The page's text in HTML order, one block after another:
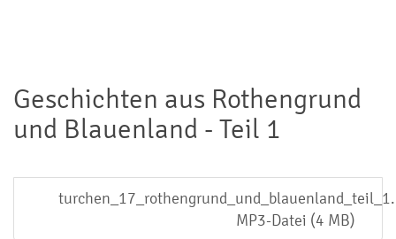
Geschichten aus Rothengrund
und Blauenland - Teil 1
MP3-Datei (4 MB)